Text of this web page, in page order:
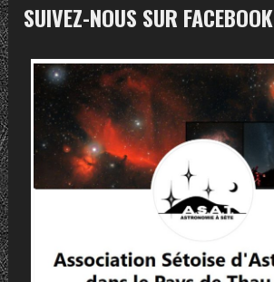
SUIVEZ-NOUS SUR FACEBOOK